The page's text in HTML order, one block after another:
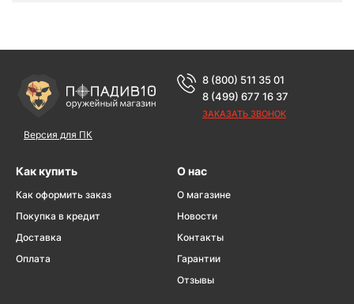
Версия для ПК
8 (800) 511 35 01
8 (499) 677 16 37
ЗАКАЗАТЬ ЗВОНОК
Как купить
Как оформить заказ
Покупка в кредит
Доставка
Оплата
О нас
О магазине
Новости
Контакты
Гарантии
Отзывы